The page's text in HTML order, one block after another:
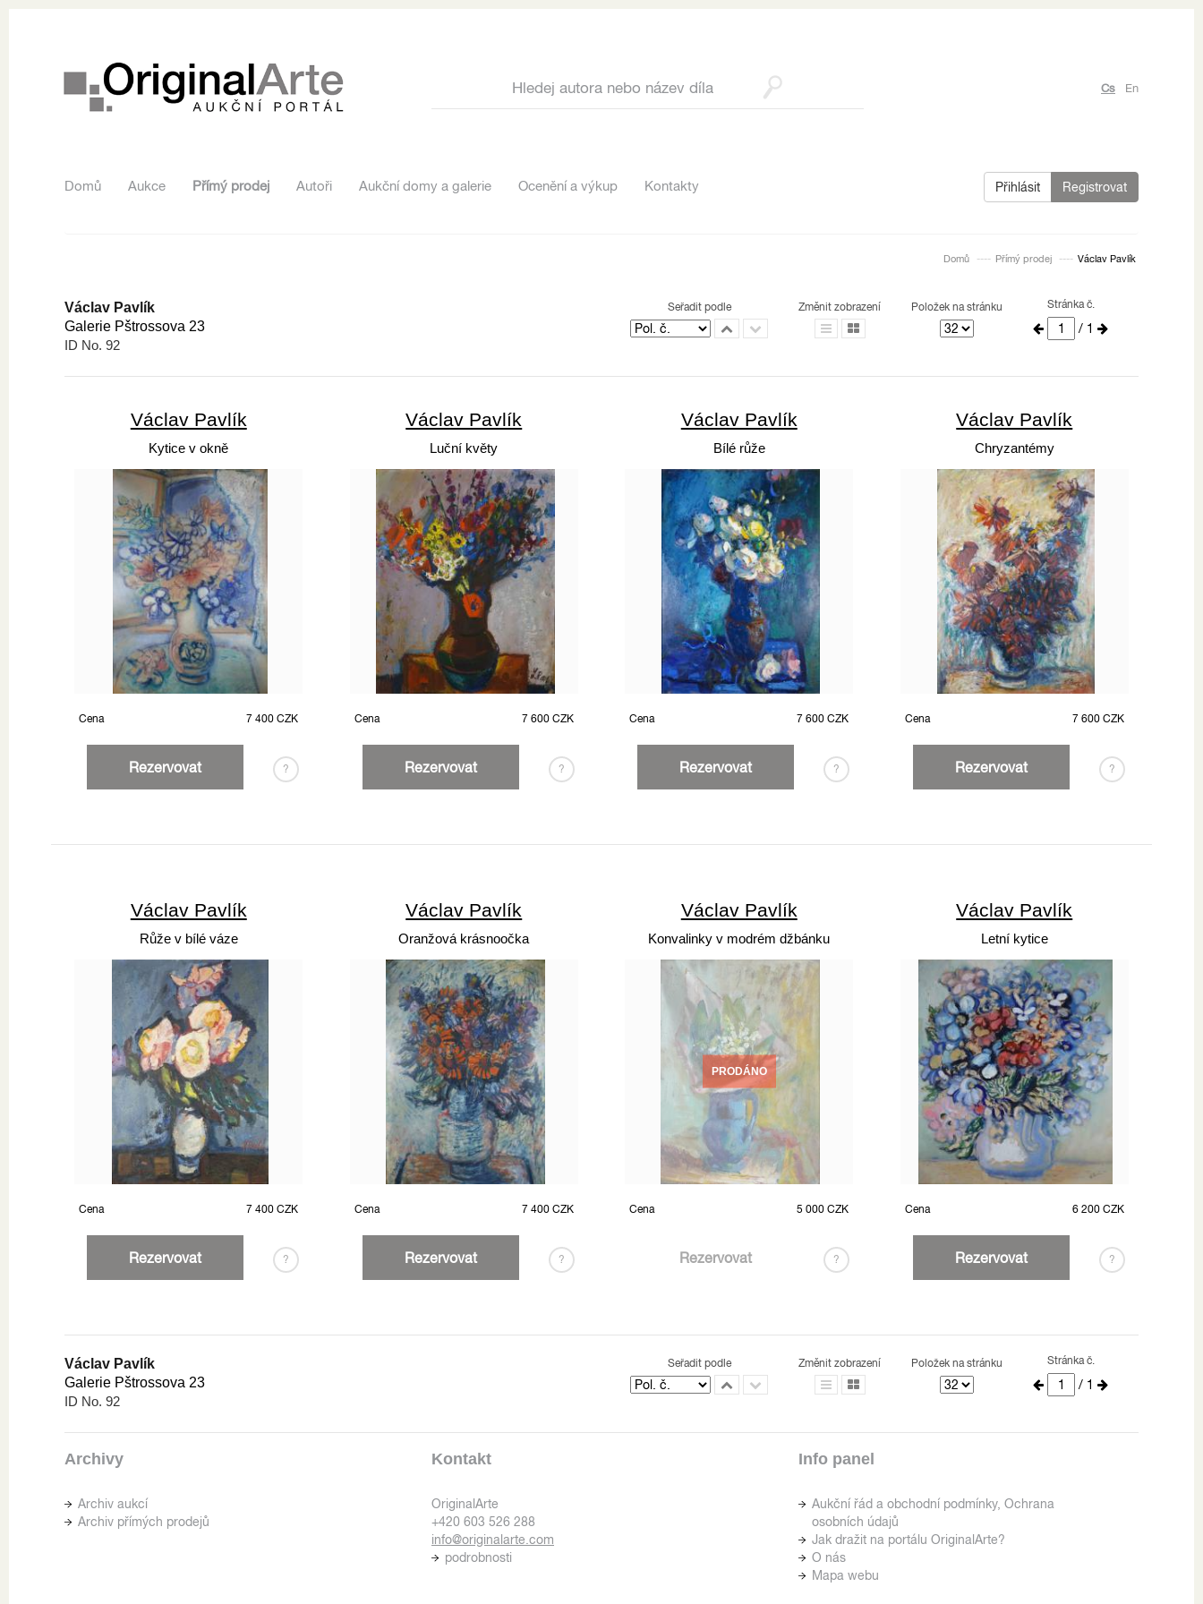
Cs En
Domů Aukce Přímý prodej Autoři Aukční domy a galerie Ocenění a výkup Kontakty Přihlásit Registrovat
Domů Přímý prodej Václav Pavlík
Václav Pavlík
Galerie Pštrossova 23
ID No. 92
Seřadit podle Změnit zobrazení Položek na stránku Stránka č.
/ 1
Václav Pavlík
Kytice v okně
Cena 7 400 CZK
Rezervovat ?
Václav Pavlík
Luční květy
Cena 7 600 CZK
Rezervovat ?
Václav Pavlík
Bílé růže
Cena 7 600 CZK
Rezervovat ?
Václav Pavlík
Chryzantémy
Cena 7 600 CZK
Rezervovat ?
Václav Pavlík
Růže v bílé váze
Cena 7 400 CZK
Rezervovat ?
Václav Pavlík
Oranžová krásnoočka
Cena 7 400 CZK
Rezervovat ?
Václav Pavlík
Konvalinky v modrém džbánku
PRODÁNO
Cena 5 000 CZK
Rezervovat ?
Václav Pavlík
Letní kytice
Cena 6 200 CZK
Rezervovat ?
Václav Pavlík
Galerie Pštrossova 23
ID No. 92
Seřadit podle Změnit zobrazení Položek na stránku Stránka č.
/ 1
Archivy
Archiv aukcí
Archiv přímých prodejů
Kontakt
OriginalArte
+420 603 526 288
info@originalarte.com
podrobnosti
Info panel
Aukční řád a obchodní podmínky, Ochrana
osobních údajů
Jak dražit na portálu OriginalArte?
O nás
Mapa webu